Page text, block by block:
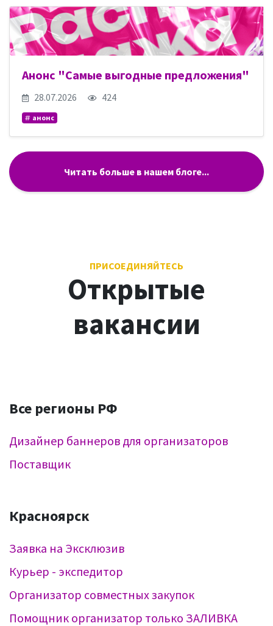
Анонс "Самые выгодные предложения"
28.07.2026 424
анонс
Читать больше в нашем блоге...
ПРИСОЕДИНЯЙТЕСЬ
Открытые
вакансии
Все регионы РФ
Дизайнер баннеров для организаторов
Поставщик
Красноярск
Заявка на Эксклюзив
Курьер - экспедитор
Организатор совместных закупок
Помощник организатор только ЗАЛИВКА